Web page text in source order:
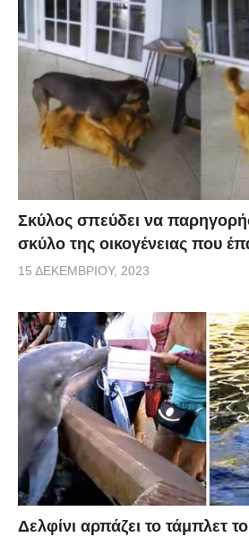
Σκύλος σπεύδει να
σκύλο της οικογένειας που
15 ΔΕΚΕΜΒΡΊΟΥ, 2023
Δελφίνι αρπάζει το τάμπλετ